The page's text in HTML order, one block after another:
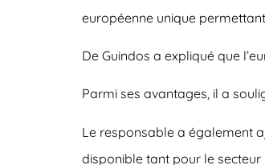
européenne unique
De Guindos a expliqué que
Parmi ses avantages, il a
Le responsable a également
disponible tant pour le